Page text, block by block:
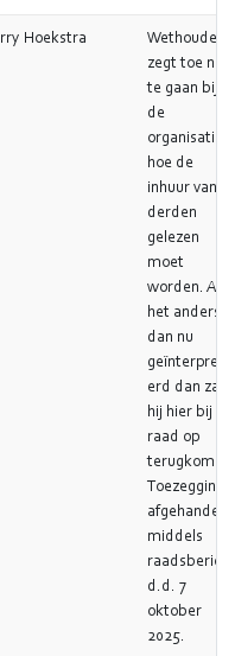
Hoekstra
Wethouder
zegt toe na
te gaan bij
de
organisatie
hoe de
inhuur van
derden
gelezen
moet
worden. Als
het anders is
dan nu
geïnterprete
erd dan zal
hij hier bij de
raad op
terugkomen.
Toezegging
afgehandeld
middels
raadsbericht
d.d. 7
oktober
2025.